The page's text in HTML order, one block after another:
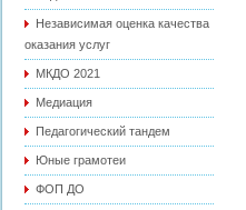
Независимая оценка качества
оказания услуг
МКДО 2021
Медиация
Педагогический тандем
Юные грамотеи
ФОП ДО